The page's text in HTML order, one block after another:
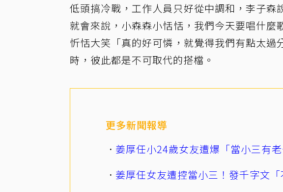
低頭搞冷戰，工作人員只好從中調和，李子
就會來說，小森森小恬恬，我們今天要唱什
忻恬大笑「真的好可憐，就覺得我們有點太
時，彼此都是不可取代的搭檔。
更多新聞報導
姜厚任小24歲女友遭爆「當小三有
姜厚任女友遭控當小三！發千字文「